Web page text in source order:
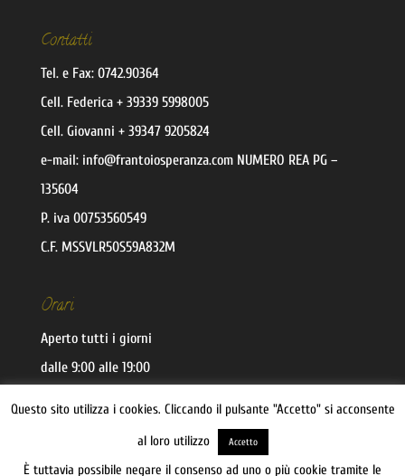
Contatti
Tel. e Fax: 0742.90364
Cell. Federica + 39339 5998005
Cell. Giovanni + 39347 9205824
e-mail:
moc.aznarepsoiotnarf
@ofni
NUMERO REA PG –
135604
P. iva 00753560549
C.F. MSSVLR50S59A832M
Orari
Aperto tutti i giorni
dalle 9:00 alle 19:00
Questo sito utilizza i cookies. Cliccando il pulsante "Accetto" si acconsente
al loro utilizzo Accetto
È tuttavia possibile negare il consenso ad uno o più cookie tramite le